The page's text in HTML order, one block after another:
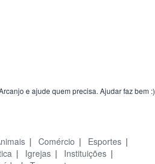
e ajude quem precisa. Ajudar faz bem :)
| Comércio | Esportes |
| Igrejas| Instituições|